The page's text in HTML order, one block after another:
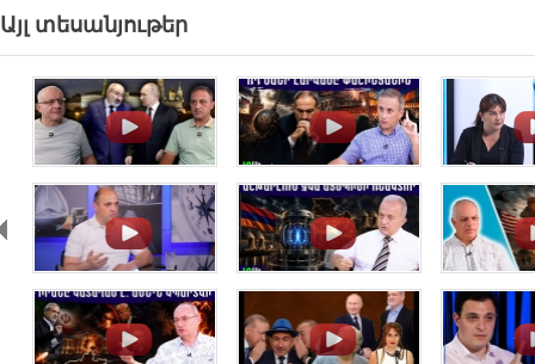
Այլ տեսանյութեր
. . .
. . .
. . .